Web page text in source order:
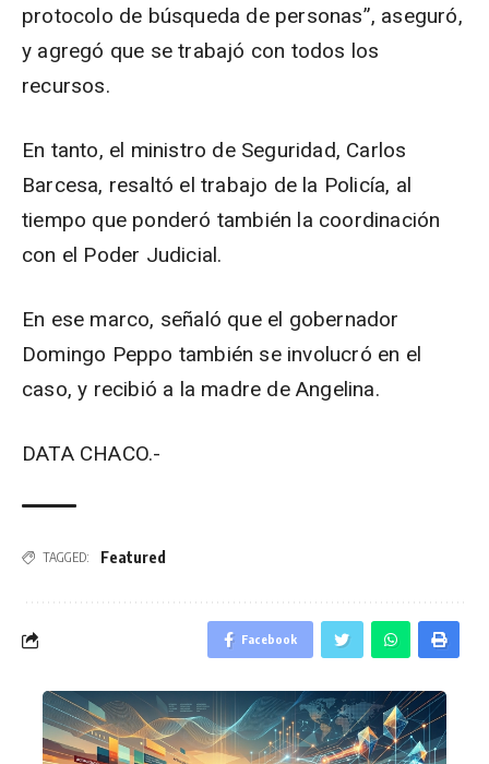
protocolo de búsqueda de personas”, aseguró,
y agregó que se trabajó con todos los
recursos.
En tanto, el ministro de Seguridad, Carlos
Barcesa, resaltó el trabajo de la Policía, al
tiempo que ponderó también la coordinación
con el Poder Judicial.
En ese marco, señaló que el gobernador
Domingo Peppo también se involucró en el
caso, y recibió a la madre de Angelina.
DATA CHACO.-
TAGGED: Featured
Facebook